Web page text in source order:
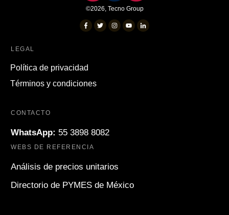
©2026, Tecno Group
LEGAL
Política de privacidad
Términos y condiciones
CONTACTO
WhatsApp: 55 3898 8082
WEBS DE REFERENCIA
Análisis de precios unitarios
Directorio de PYMES de México